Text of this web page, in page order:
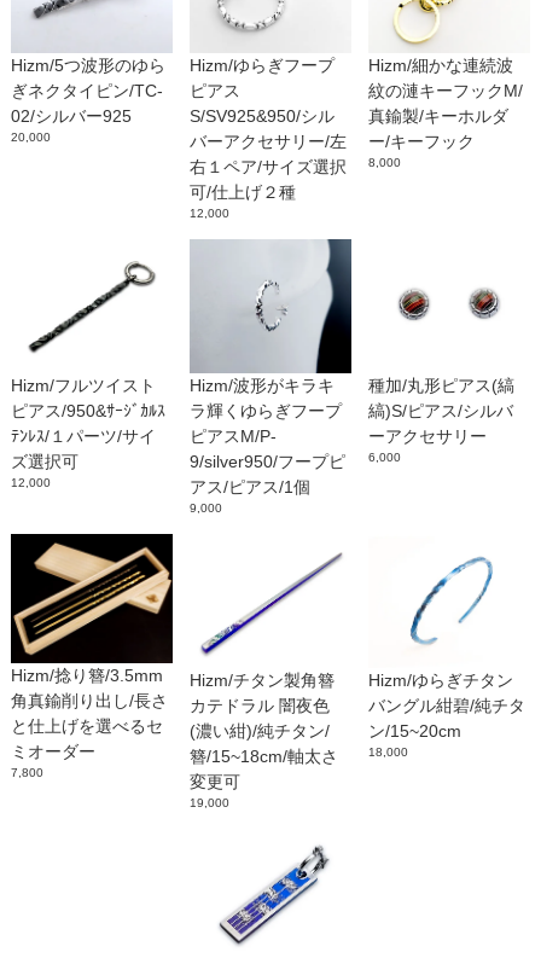
Hizm/5つ波形のゆら
ぎネクタイピン/TC-
02/シルバー925
20,000
Hizm/ゆらぎフープ
ピアス
S/SV925&950/シル
バーアクセサリー/左
右１ペア/サイズ選択
可/仕上げ２種
12,000
Hizm/細かな連続波
紋の漣キーフックM/
真鍮製/キーホルダ
ー/キーフック
8,000
Hizm/フルツイスト
ピアス/950&ｻｰｼﾞｶﾙｽ
ﾃﾝﾚｽ/１パーツ/サイ
ズ選択可
12,000
Hizm/波形がキラキ
ラ輝くゆらぎフープ
ピアスM/P-
9/silver950/フープピ
アス/ピアス/1個
9,000
種加/丸形ピアス(縞
縞)S/ピアス/シルバ
ーアクセサリー
6,000
Hizm/捻り簪/3.5mm
角真鍮削り出し/長さ
と仕上げを選べるセ
ミオーダー
7,800
Hizm/チタン製角簪
カテドラル 闇夜色
(濃い紺)/純チタン/
簪/15~18cm/軸太さ
変更可
19,000
Hizm/ゆらぎチタン
バングル紺碧/純チタ
ン/15~20cm
18,000